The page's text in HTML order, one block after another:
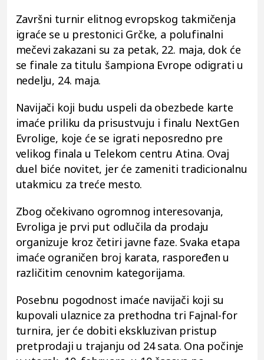
Završni turnir elitnog evropskog takmičenja
igraće se u prestonici Grčke, a polufinalni
mečevi zakazani su za petak, 22. maja, dok će
se finale za titulu šampiona Evrope odigrati u
nedelju, 24. maja.
Navijači koji budu uspeli da obezbede karte
imaće priliku da prisustvuju i finalu NextGen
Evrolige, koje će se igrati neposredno pre
velikog finala u Telekom centru Atina. Ovaj
duel biće novitet, jer će zameniti tradicionalnu
utakmicu za treće mesto.
Zbog očekivano ogromnog interesovanja,
Evroliga je prvi put odlučila da prodaju
organizuje kroz četiri javne faze. Svaka etapa
imaće ograničen broj karata, raspoređen u
različitim cenovnim kategorijama.
Posebnu pogodnost imaće navijači koji su
kupovali ulaznice za prethodna tri Fajnal-for
turnira, jer će dobiti ekskluzivan pristup
pretprodaji u trajanju od 24 sata. Ona počinje